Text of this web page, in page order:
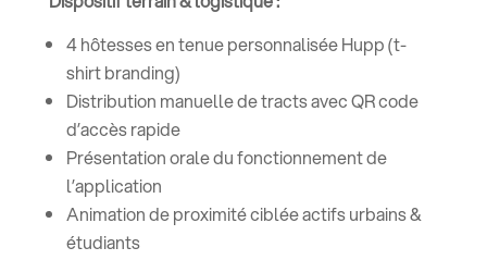
4 hôtesses en tenue personnalisée Hupp (t-
shirt branding)
Distribution manuelle de tracts avec QR code
d’accès rapide
Présentation orale du fonctionnement de
l’application
Animation de proximité ciblée actifs urbains &
étudiants